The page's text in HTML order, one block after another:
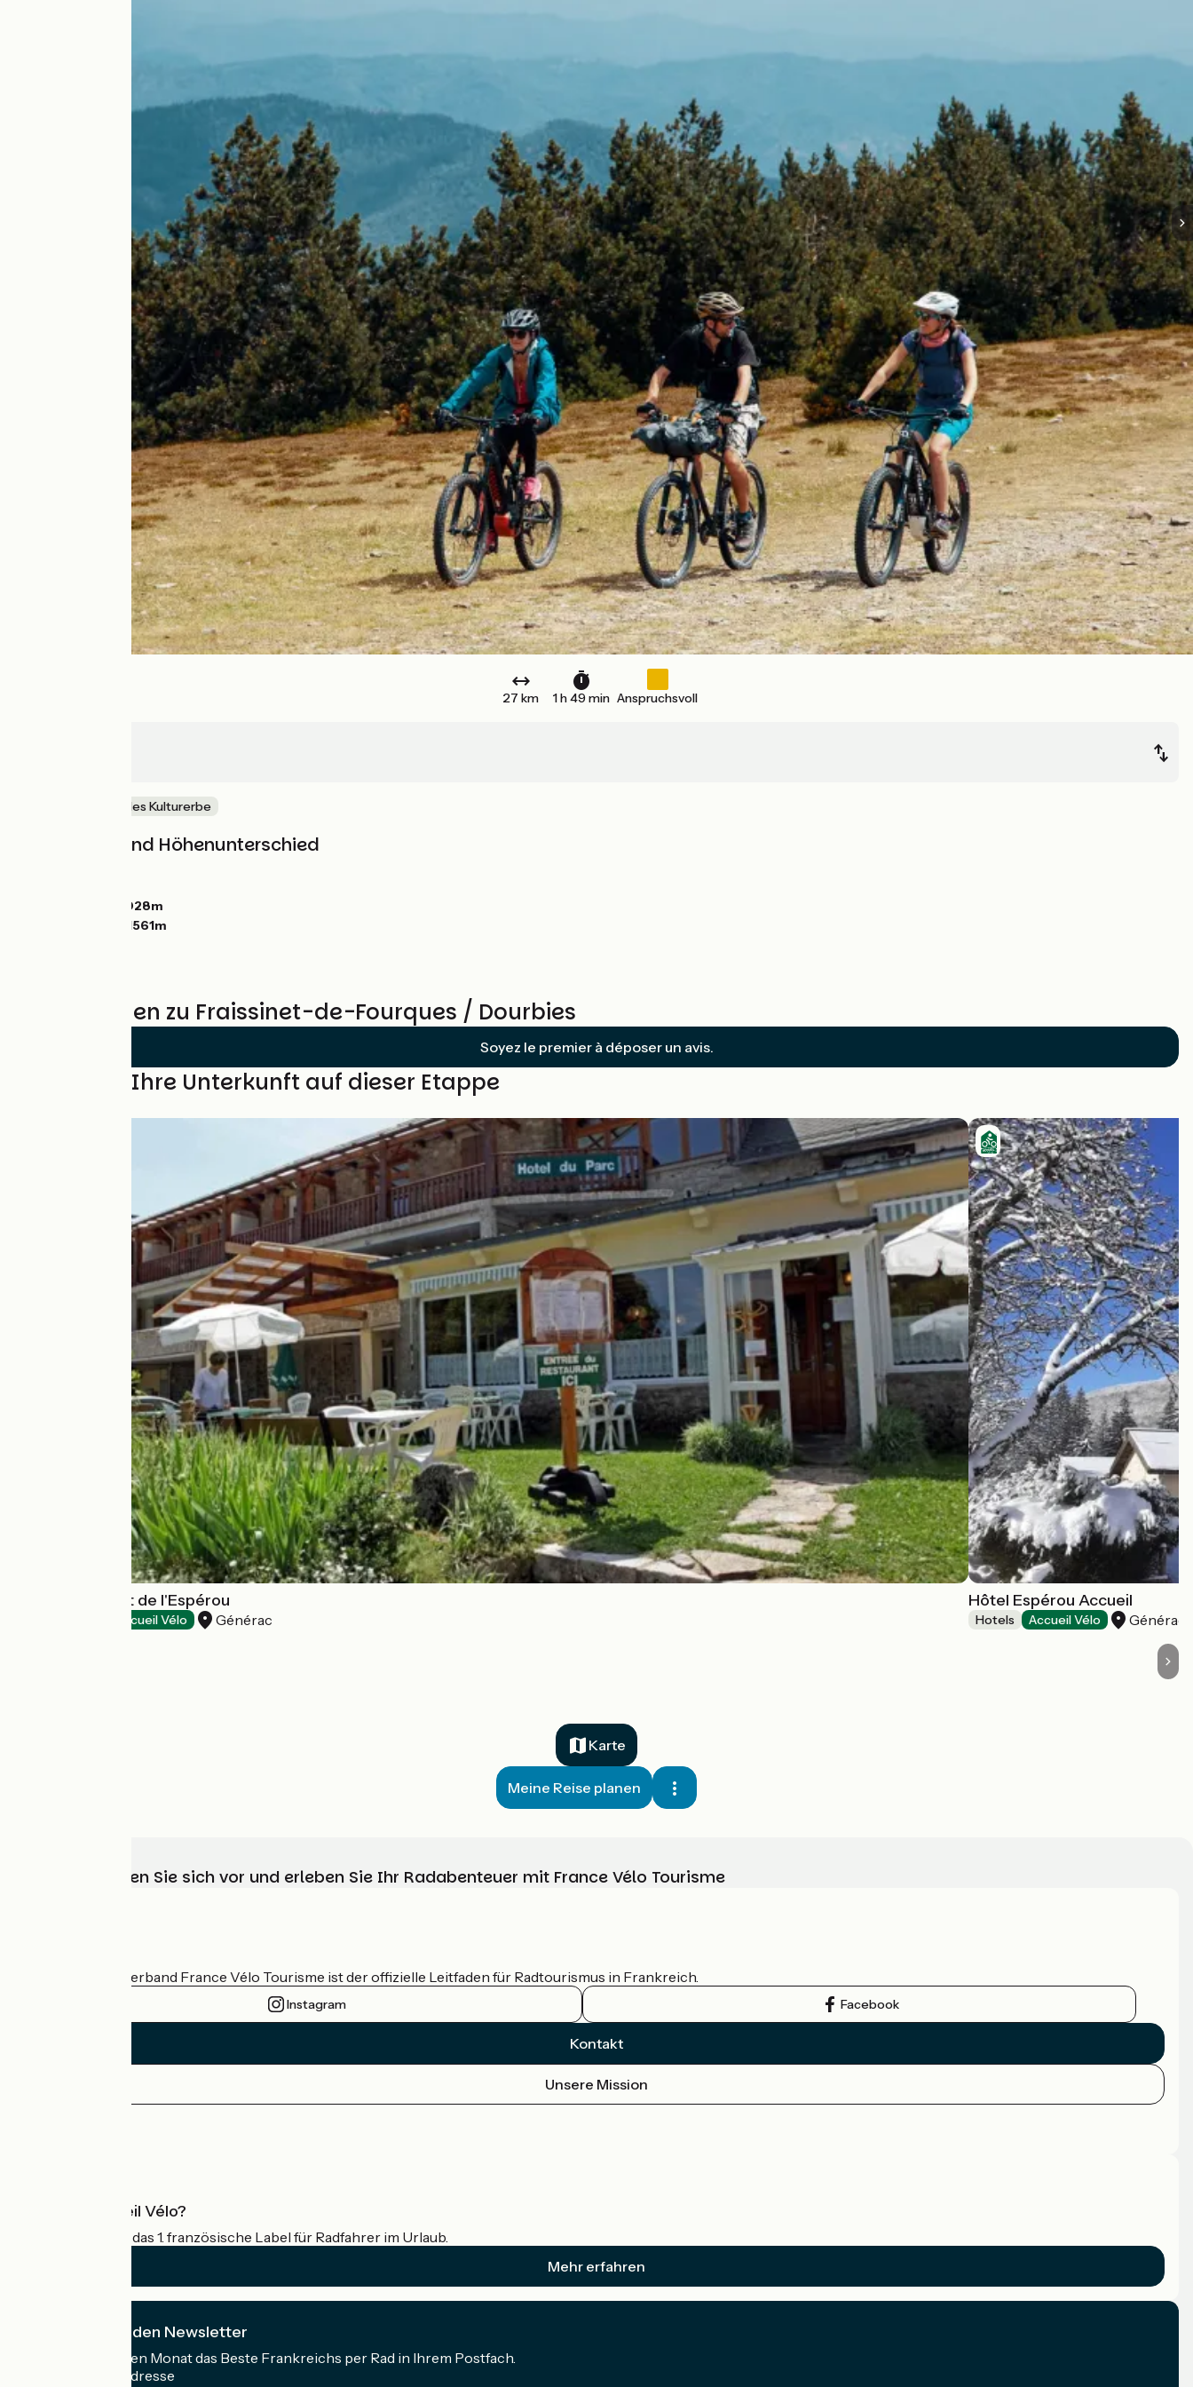
27 km 1 h 49 min Anspruchsvoll
Natur & regionales Kulturerbe
Steigungen und Höhenunterschied
1028m
1561m
Bewertungen zu Fraissinet-de-Fourques / Dourbies
Soyez le premier à déposer un avis.
Finden Sie Ihre Unterkunft auf dieser Etappe
Hôtel du Parc et de l'Espérou
Accueil Vélo Générac
Hôtel Espérou Accueil
Hotels Accueil Vélo Générac
Karte
Meine Reise planen
Wählen, bereiten Sie sich vor und erleben Sie Ihr Radabenteuer mit France Vélo Tourisme
Der nationale Verband France Vélo Tourisme ist der offizielle Leitfaden für Radtourismus in Frankreich.
Instagram Facebook
Kontakt
Unsere Mission
Was ist Accueil Vélo?
Accueil Vélo ist das 1. französische Label für Radfahrer im Urlaub.
Mehr erfahren
Ich abonniere den Newsletter
Erhalten Sie jeden Monat das Beste Frankreichs per Rad in Ihrem Postfach.
Meine E-Mail-Adresse